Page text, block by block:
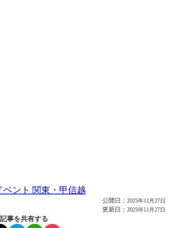
ベント 関東・甲信越
公開日： 2025年11月27日
更新日： 2025年11月27日
事を共有する